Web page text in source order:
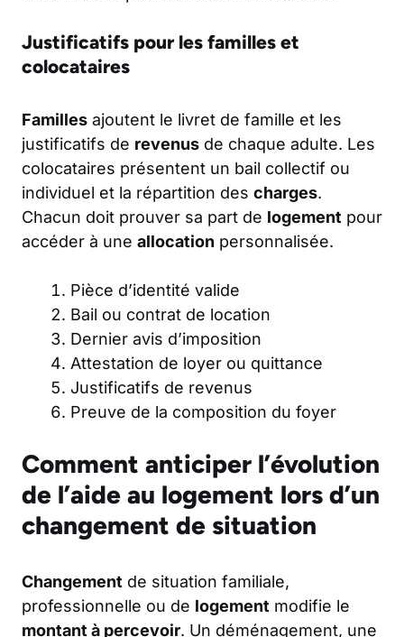
Justificatifs pour les familles et
colocataires
Familles ajoutent le livret de famille et les
justificatifs de revenus de chaque adulte. Les
colocataires présentent un bail collectif ou
individuel et la répartition des charges.
Chacun doit prouver sa part de logement pour
accéder à une allocation personnalisée.
Pièce d’identité valide
Bail ou contrat de location
Dernier avis d’imposition
Attestation de loyer ou quittance
Justificatifs de revenus
Preuve de la composition du foyer
Comment anticiper l’évolution
de l’aide au logement lors d’un
changement de situation
Changement de situation familiale,
professionnelle ou de logement modifie le
montant à percevoir. Un déménagement, une